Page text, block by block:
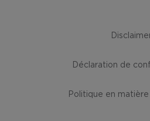
Déclaration de
Politique en